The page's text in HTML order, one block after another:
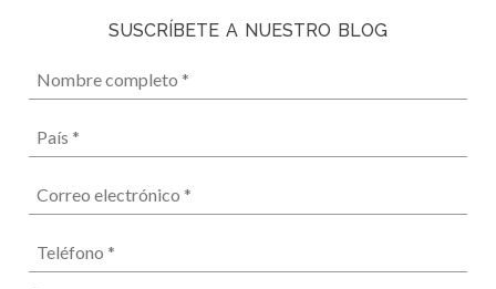
SUSCRÍBETE A NUESTRO BLOG